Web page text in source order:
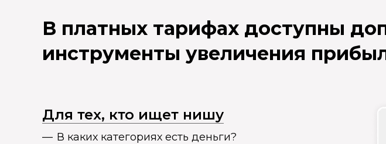
В платных тарифах доступны
инструменты увеличения
Для тех, кто ищет нишу
В каких категориях есть деньги?